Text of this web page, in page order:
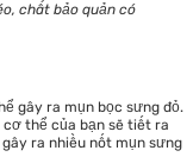
chất bảo quản có
gây ra mụn bọc sưng đỏ.
cơ thể của bạn sẽ tiết ra
ra nhiều nốt mụn sưng